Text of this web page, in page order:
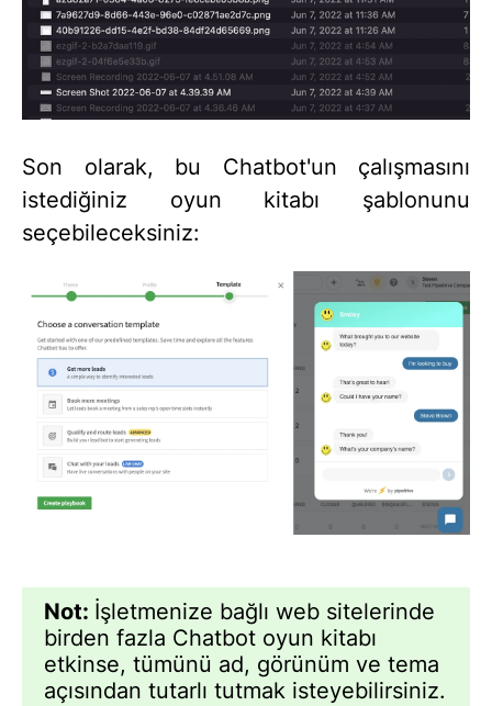
Son olarak, bu Chatbot'un çalışmasını
istediğiniz oyun kitabı şablonunu
seçebileceksiniz:
Not: İşletmenize bağlı web sitelerinde
birden fazla Chatbot oyun kitabı
etkinse, tümünü ad, görünüm ve tema
açısından tutarlı tutmak isteyebilirsiniz.